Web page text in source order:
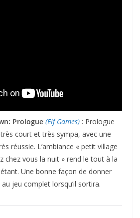
Prologue (Elf Games) : Prologue
court et très sympa, avec une
réussie. L’ambiance « petit village
chez vous la nuit » rend le tout à la
Une bonne façon de donner
au jeu complet lorsqu’il sortira.